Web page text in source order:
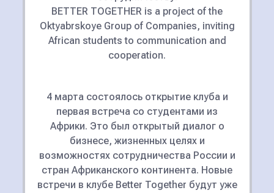
BETTER TOGETHER is a project of the
Oktyabrskoye Group of Companies, inviting
African students to communication and
cooperation.
4 марта состоялось открытие клуба и
первая встреча со студентами из
Африки. Это был открытый диалог о
бизнесе, жизненных целях и
возможностях сотрудничества России и
стран Африканского континента. Новые
встречи в клубе Better Together будут уже